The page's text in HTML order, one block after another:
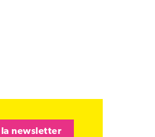
newsletter